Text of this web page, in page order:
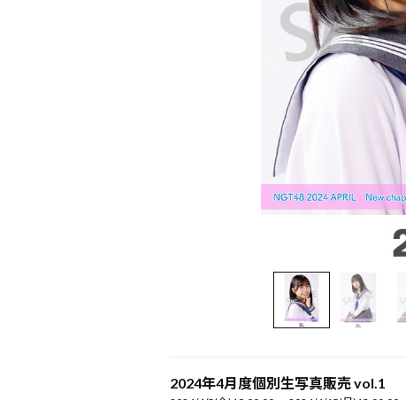
2024年4月度個別生写真販売 vol.1